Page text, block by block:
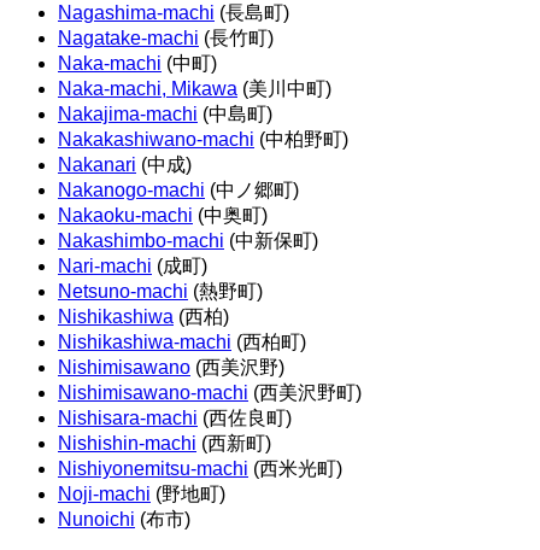
Nagashima-machi (長島町)
Nagatake-machi (長竹町)
Naka-machi (中町)
Naka-machi, Mikawa (美川中町)
Nakajima-machi (中島町)
Nakakashiwano-machi (中柏野町)
Nakanari (中成)
Nakanogo-machi (中ノ郷町)
Nakaoku-machi (中奥町)
Nakashimbo-machi (中新保町)
Nari-machi (成町)
Netsuno-machi (熱野町)
Nishikashiwa (西柏)
Nishikashiwa-machi (西柏町)
Nishimisawano (西美沢野)
Nishimisawano-machi (西美沢野町)
Nishisara-machi (西佐良町)
Nishishin-machi (西新町)
Nishiyonemitsu-machi (西米光町)
Noji-machi (野地町)
Nunoichi (布市)